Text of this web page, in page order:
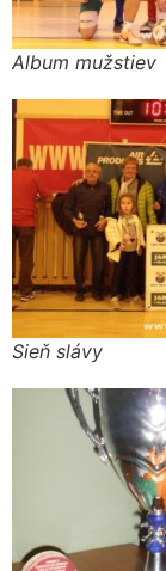
Album mužstiev
Sieň slávy